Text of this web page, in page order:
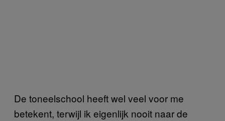
De toneelschool heeft wel veel voor me
betekent, terwijl ik eigenlijk nooit naar de